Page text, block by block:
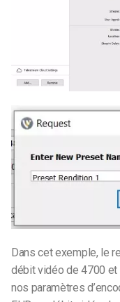
Dans cet exemple, le
débit vidéo de 4700 et
nos paramètres